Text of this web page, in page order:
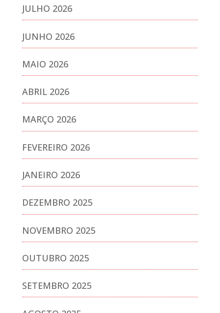
JULHO 2026
JUNHO 2026
MAIO 2026
ABRIL 2026
MARÇO 2026
FEVEREIRO 2026
JANEIRO 2026
DEZEMBRO 2025
NOVEMBRO 2025
OUTUBRO 2025
SETEMBRO 2025